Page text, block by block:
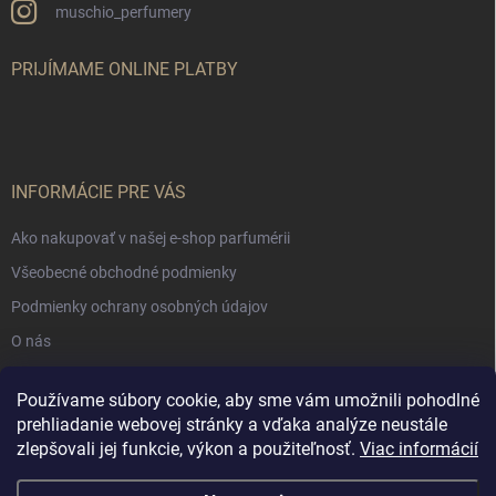
Používame súbory cookie, aby sme vám umožnili pohodlné
prehliadanie webovej stránky a vďaka analýze neustále
zlepšovali jej funkcie, výkon a použiteľnosť. Viac informácií
muschio_perfumery
PRIJÍMAME ONLINE PLATBY
INFORMÁCIE PRE VÁS
Ako nakupovať v našej e-shop parfumérii
Všeobecné obchodné podmienky
Podmienky ochrany osobných údajov
O nás
NÁKUPNÝ KOŠÍK
0 ks /€0